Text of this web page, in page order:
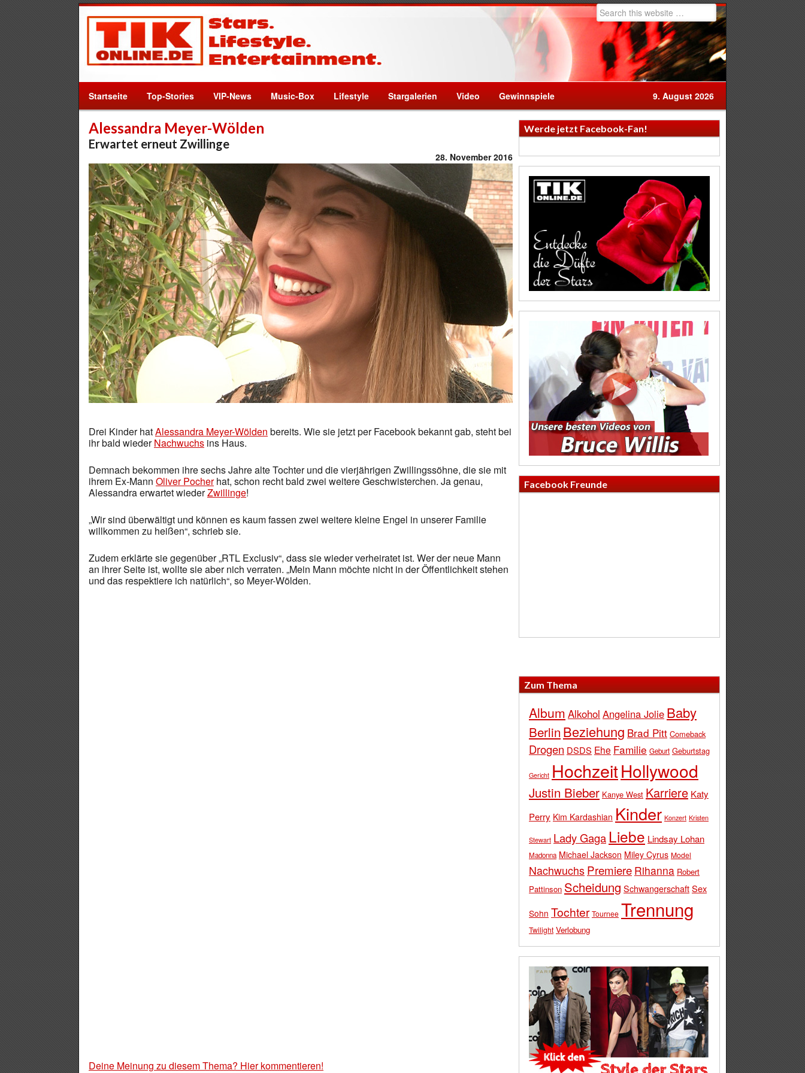
Startseite Top-Stories VIP-News Music-Box Lifestyle Stargalerien Video Gewinnspiele 9. August 2026
Alessandra Meyer-Wölden
Erwartet erneut Zwillinge
28. November 2016
Drei Kinder hatAlessandra Meyer-Wölden bereits. Wie sie jetzt per Facebook bekannt gab, steht bei
ihr bald wiederNachwuchs ins Haus.
Demnach bekommen ihre sechs Jahre alte Tochter und die vierjährigen Zwillingssöhne, die sie mit
ihrem Ex-Mann Oliver Pocherhat, schon recht bald zwei weitere Geschwisterchen. Ja genau,
Alessandra erwartet wiederZwillinge!
„Wir sind überwältigt und können es kaum fassen zwei weitere kleine Engel in unserer Familie
willkommen zu heißen“, schrieb sie.
Zudem erklärte sie gegenüber „RTL Exclusiv“, dass sie wieder verheiratet ist. Wer der neue Mann
an ihrer Seite ist, wollte sie aber nich verraten. „Mein Mann möchte nicht in der Öffentlichkeit stehen
und das respektiere ich natürlich“, so Meyer-Wölden.
Deine Meinung zu diesem Thema? Hier kommentieren!
Werde jetzt Facebook-Fan!
Facebook Freunde
Zum Thema
Album Alkohol Angelina Jolie Baby
Berlin Beziehung Brad Pitt Comeback
Drogen DSDS Ehe Familie Geburt Geburtstag
Gericht HochzeitHollywood
Justin Bieber Kanye West Karriere Katy
Perry Kim Kardashian Kinder Konzert Kristen
Stewart Lady Gaga Liebe Lindsay Lohan
Madonna Michael Jackson Miley Cyrus Model
Nachwuchs Premiere Rihanna Robert
Pattinson Scheidung SchwangerschaftSex
Sohn Tochter Tournee Trennung
Twilight Verlobung